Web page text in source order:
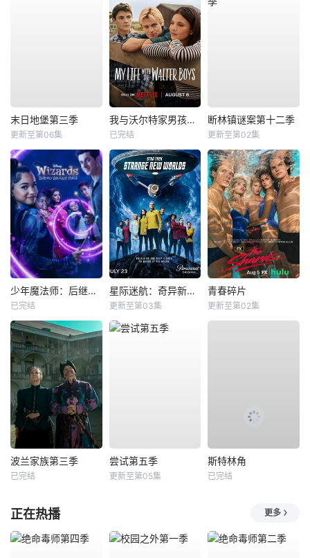
末日地堡第三季
更新至第06集
我与沃尔特家男孩的生活第三季
已完结
断林镇谜案第十二季
更新至第02集
少年魔法师：后继者第三季
已完结
星际迷航：奇异新世界第四季
更新至第03集
青春碎片
更新至第02集
波兰家族第三季
已完结
尝试第五季
更新至第05集
斯特林角
已完结
正在热播 更多